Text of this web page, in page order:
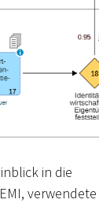
in die
verwendete